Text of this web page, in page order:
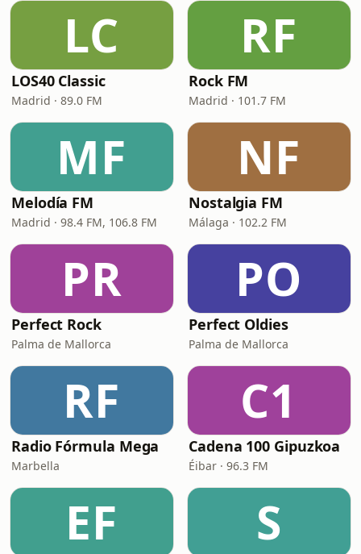
LC
LOS40 Classic
Madrid · 89.0 FM
RF
Rock FM
Madrid · 101.7 FM
MF
Melodía FM
Madrid · 98.4 FM, 106.8 FM
NF
Nostalgia FM
Málaga · 102.2 FM
PR
Perfect Rock
Palma de Mallorca
PO
Perfect Oldies
Palma de Mallorca
RF
Radio Fórmula Mega
Marbella
C1
Cadena 100 Gipuzkoa
Éibar · 96.3 FM
EF S